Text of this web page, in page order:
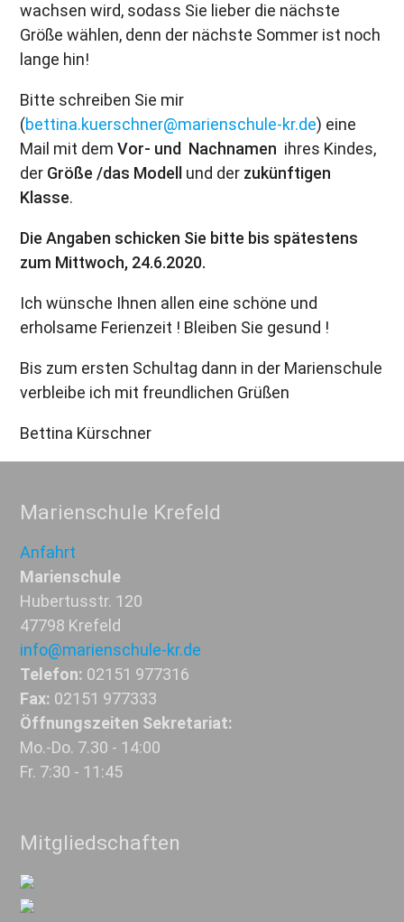
wachsen wird, sodass Sie lieber die nächste
Größe wählen, denn der nächste Sommer ist noch
lange hin!
Bitte schreiben Sie mir
(bettina.kuerschner@marienschule-kr.de) eine
Mail mit demVor- und Nachnamen ihres Kindes,
der Größe /das Modell und der zukünftigen
Klasse.
Die Angaben schicken Sie bitte bis spätestens
zum Mittwoch, 24.6.2020.
Ich wünsche Ihnen allen eine schöne und
erholsame Ferienzeit ! Bleiben Sie gesund !
Bis zum ersten Schultag dann in der Marienschule
verbleibe ich mit freundlichen Grüßen
Bettina Kürschner
Marienschule Krefeld
Anfahrt
Marienschule
Hubertusstr. 120
47798 Krefeld
info@marienschule-kr.de
Telefon: 02151 977316
Fax: 02151 977333
Öffnungszeiten Sekretariat:
Mo.-Do. 7.30 - 14:00
Fr. 7:30 - 11:45
Mitgliedschaften